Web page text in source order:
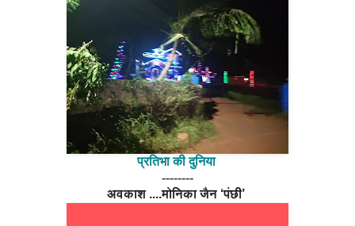
प्रतिभा की दुनिया
--------
अवकाश ....मोनिका जैन ‘पंछी’